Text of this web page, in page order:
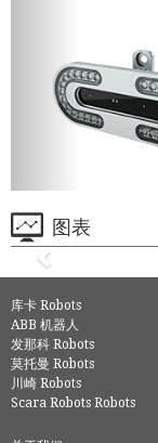
图表
库卡 Robots
ABB 机器人
发那科 Robots
莫托曼 Robots
川崎 Robots
Scara Robots Robots